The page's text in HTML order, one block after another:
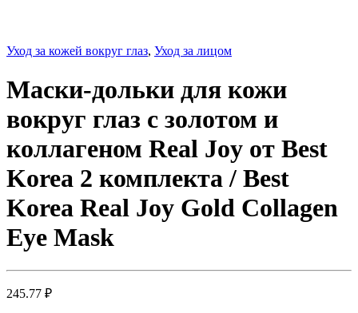
Уход за кожей вокруг глаз, Уход за лицом
Маски-дольки для кожи
вокруг глаз с золотом и
коллагеном Real Joy от Best
Korea 2 комплекта / Best
Korea Real Joy Gold Collagen
Eye Mask
245.77 ₽